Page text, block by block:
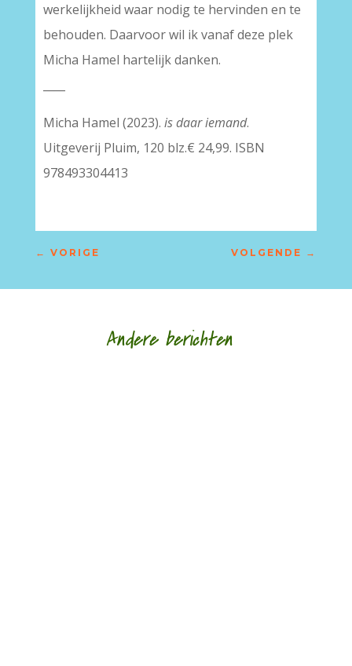
werkelijkheid waar nodig te hervinden en te
behouden. Daarvoor wil ik vanaf deze plek
Micha Hamel hartelijk danken.
Micha Hamel (2023). is daar iemand.
Uitgeverij Pluim, 120 blz.€ 24,99. ISBN
978493304413
← VORIGE VOLGENDE →
Andere berichten